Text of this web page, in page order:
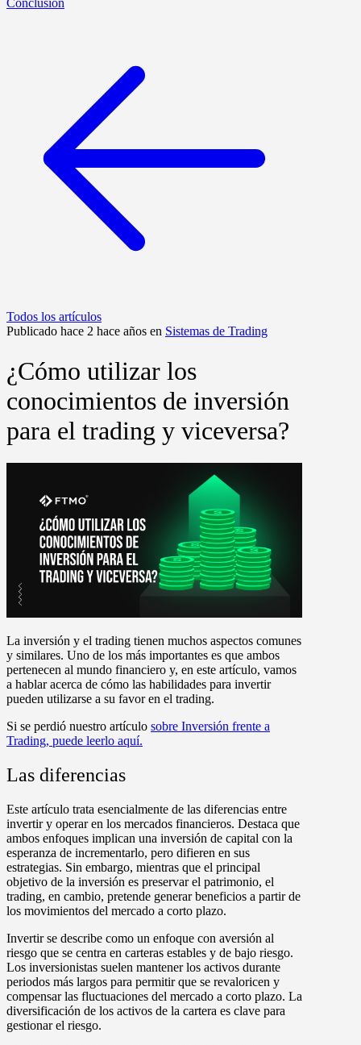
Conclusión
Todos los artículos
Publicado hace 2 hace años en Sistemas de Trading
¿Cómo utilizar los
conocimientos de inversión
para el trading y viceversa?
La inversión y el trading tienen muchos aspectos comunes
y similares. Uno de los más importantes es que ambos
pertenecen al mundo financiero y, en este artículo, vamos
a hablar acerca de cómo las habilidades para invertir
pueden utilizarse a su favor en el trading.
Si se perdió nuestro artículo sobre Inversión frente a
Trading, puede leerlo aquí.
Las diferencias
Este artículo trata esencialmente de las diferencias entre
invertir y operar en los mercados financieros. Destaca que
ambos enfoques implican una inversión de capital con la
esperanza de incrementarlo, pero difieren en sus
estrategias. Sin embargo, mientras que el principal
objetivo de la inversión es preservar el patrimonio, el
trading, en cambio, pretende generar beneficios a partir de
los movimientos del mercado a corto plazo.
Invertir se describe como un enfoque con aversión al
riesgo que se centra en carteras estables y de bajo riesgo.
Los inversionistas suelen mantener los activos durante
periodos más largos para permitir que se revaloricen y
compensar las fluctuaciones del mercado a corto plazo. La
diversificación de los activos de la cartera es clave para
gestionar el riesgo.